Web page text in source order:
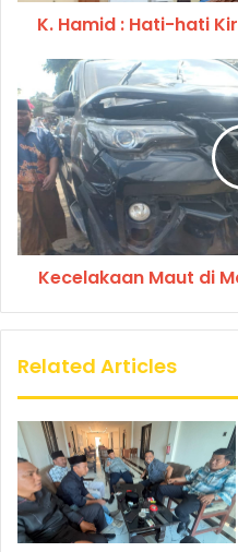
K. Hamid : Hati-hati
Kecelakaan Maut di
Related Articles